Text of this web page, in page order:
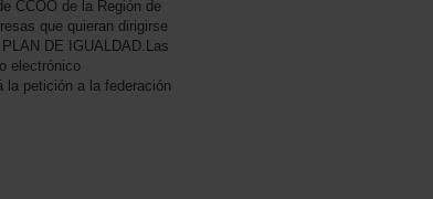
CCOO de la Región de
que quieran dirigirse
DE IGUALDAD.Las
electrónico
la petición a la federación